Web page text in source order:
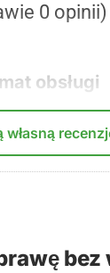
0 opinii)
obsługi
własną